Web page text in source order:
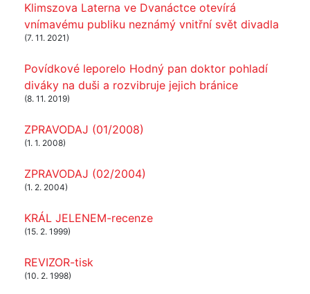
Klimszova Laterna ve Dvanáctce otevírá
vnímavému publiku neznámý vnitřní svět divadla
(7. 11. 2021)
Povídkové leporelo Hodný pan doktor pohladí
diváky na duši a rozvibruje jejich bránice
(8. 11. 2019)
ZPRAVODAJ (01/2008)
(1. 1. 2008)
ZPRAVODAJ (02/2004)
(1. 2. 2004)
KRÁL JELENEM-recenze
(15. 2. 1999)
REVIZOR-tisk
(10. 2. 1998)